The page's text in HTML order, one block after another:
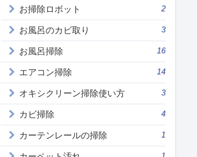
お掃除ロボット 2
お風呂のカビ取り 3
お風呂掃除 16
エアコン掃除 14
オキシクリーン掃除使い方 3
カビ掃除 4
カーテンレールの掃除 1